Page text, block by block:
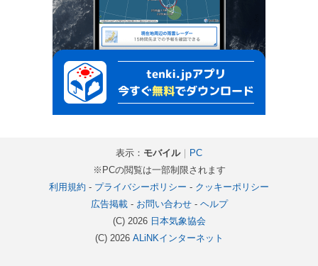
表示： モバイル｜ PC
※PCの閲覧は一部制限されます
利用規約 - プライバシーポリシー - クッキーポリシー
広告掲載- お問い合わせ- ヘルプ
(C) 2026 日本気象協会
(C) 2026 ALiNKインターネット